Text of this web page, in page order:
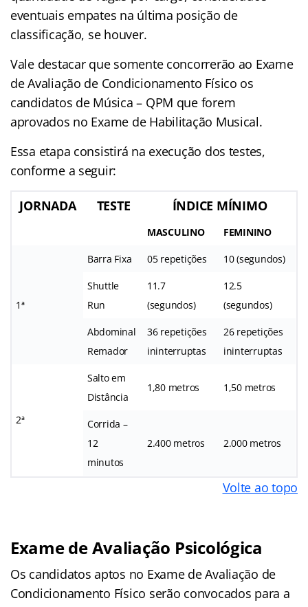
eventuais empates na última posição de
classificação, se houver.
Vale destacar que somente concorrerão ao Exame
de Avaliação de Condicionamento Físico os
candidatos de Música – QPM que forem
aprovados no Exame de Habilitação Musical.
Essa etapa consistirá na execução dos testes,
conforme a seguir:
JORNADA TESTE ÍNDICE MÍNIMO
MASCULINO FEMININO
1ª
Barra Fixa 05 repetições 10 (segundos)
Shuttle
Run
11.7
(segundos)
12.5
(segundos)
Abdominal
Remador
36 repetições
ininterruptas
26 repetições
ininterruptas
2ª
Salto em
Distância
1,80 metros 1,50 metros
Corrida –
12
minutos
2.400 metros 2.000 metros
Volte ao topo
Exame de Avaliação Psicológica
Os candidatos aptos no Exame de Avaliação de
Condicionamento Físico serão convocados para a